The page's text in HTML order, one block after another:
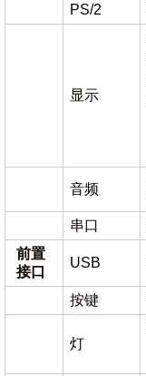
PS/2
显示
音频
串口
前置
接口
USB
按键
灯